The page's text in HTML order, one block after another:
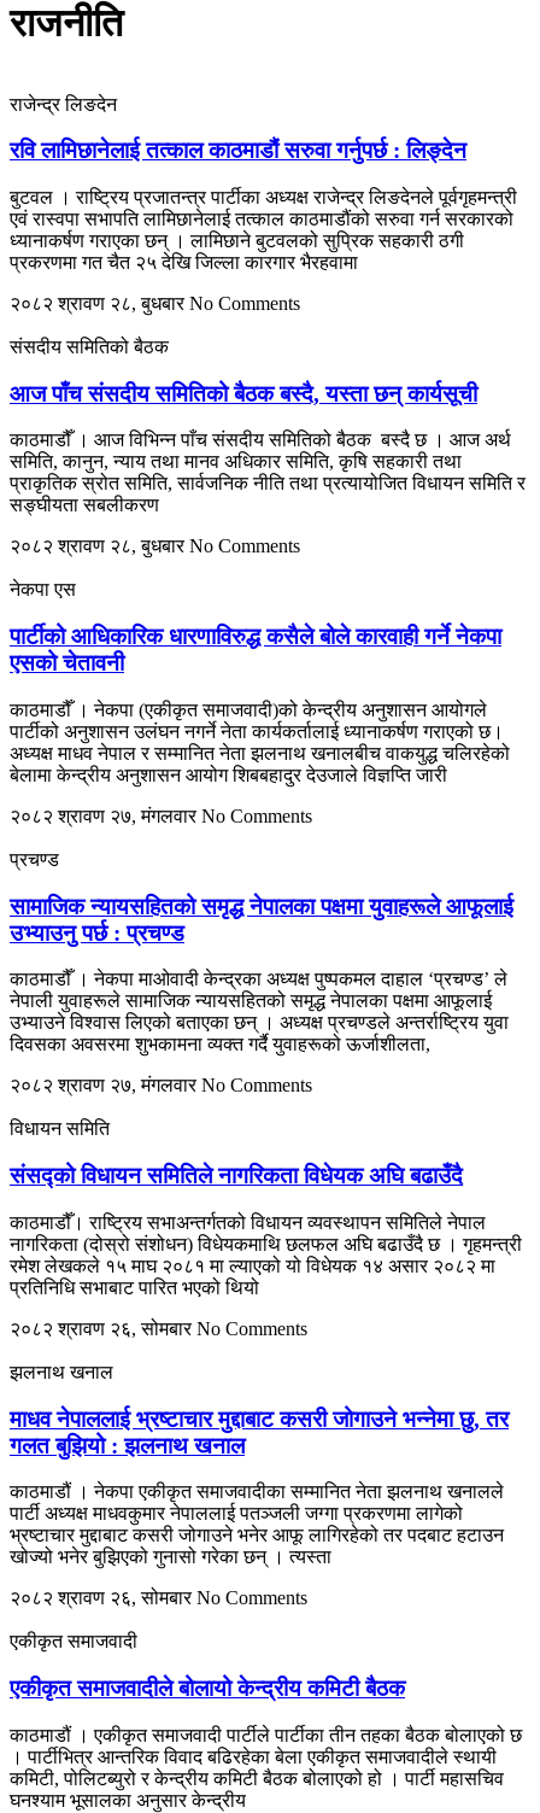
राजनीति
राजेन्द्र लिङदेन
रवि लामिछानेलाई तत्काल काठमाडौं सरुवा गर्नुपर्छ : लिङ्देन
बुटवल । राष्ट्रिय प्रजातन्त्र पार्टीका अध्यक्ष राजेन्द्र लिङदेनले पूर्वगृहमन्त्री
एवं रास्वपा सभापति लामिछानेलाई तत्काल काठमाडौंको सरुवा गर्न सरकारको
ध्यानाकर्षण गराएका छन् । लामिछाने बुटवलको सुप्रिक सहकारी ठगी
प्रकरणमा गत चैत २५ देखि जिल्ला कारगार भैरहवामा
२०८२ श्रावण २८, बुधबारNo Comments
संसदीय समितिको बैठक
आज पाँच संसदीय समितिको बैठक बस्दै, यस्ता छन् कार्यसूची
काठमाडौँ । आज विभिन्न पाँच संसदीय समितिको बैठक बस्दै छ । आज अर्थ
समिति, कानुन, न्याय तथा मानव अधिकार समिति, कृषि सहकारी तथा
प्राकृतिक स्रोत समिति, सार्वजनिक नीति तथा प्रत्यायोजित विधायन समिति र
सङ्घीयता सबलीकरण
२०८२ श्रावण २८, बुधबारNo Comments
नेकपा एस
पार्टीको आधिकारिक धारणाविरुद्ध कसैले बोले कारवाही गर्ने नेकपा
एसको चेतावनी
काठमाडौँ । नेकपा (एकीकृत समाजवादी)को केन्द्रीय अनुशासन आयोगले
पार्टीको अनुशासन उलंघन नगर्ने नेता कार्यकर्तालाई ध्यानाकर्षण गराएको छ।
अध्यक्ष माधव नेपाल र सम्मानित नेता झलनाथ खनालबीच वाकयुद्ध चलिरहेको
बेलामा केन्द्रीय अनुशासन आयोग शिबबहादुर देउजाले विज्ञप्ति जारी
२०८२ श्रावण २७, मंगलवारNo Comments
प्रचण्ड
सामाजिक न्यायसहितको समृद्ध नेपालका पक्षमा युवाहरूले आफूलाई
उभ्याउनु पर्छ : प्रचण्ड
काठमाडौँ । नेकपा माओवादी केन्द्रका अध्यक्ष पुष्पकमल दाहाल ‘प्रचण्ड’ ले
नेपाली युवाहरूले सामाजिक न्यायसहितको समृद्ध नेपालका पक्षमा आफूलाई
उभ्याउने विश्वास लिएको बताएका छन् । अध्यक्ष प्रचण्डले अन्तर्राष्ट्रिय युवा
दिवसका अवसरमा शुभकामना व्यक्त गर्दै युवाहरूको ऊर्जाशीलता,
२०८२ श्रावण २७, मंगलवारNo Comments
विधायन समिति
संसद्को विधायन समितिले नागरिकता विधेयक अघि बढाउँदै
काठमाडौँ। राष्ट्रिय सभाअन्तर्गतको विधायन व्यवस्थापन समितिले नेपाल
नागरिकता (दोस्रो संशोधन) विधेयकमाथि छलफल अघि बढाउँदै छ । गृहमन्त्री
रमेश लेखकले १५ माघ २०८१ मा ल्याएको यो विधेयक १४ असार २०८२ मा
प्रतिनिधि सभाबाट पारित भएको थियो
२०८२ श्रावण २६, सोमबारNo Comments
झलनाथ खनाल
माधव नेपाललाई भ्रष्टाचार मुद्दाबाट कसरी जोगाउने भन्नेमा छु, तर
गलत बुझियो : झलनाथ खनाल
काठमाडौं । नेकपा एकीकृत समाजवादीका सम्मानित नेता झलनाथ खनालले
पार्टी अध्यक्ष माधवकुमार नेपाललाई पतञ्जली जग्गा प्रकरणमा लागेको
भ्रष्टाचार मुद्दाबाट कसरी जोगाउने भनेर आफू लागिरहेको तर पदबाट हटाउन
खोज्यो भनेर बुझिएको गुनासो गरेका छन् । त्यस्ता
२०८२ श्रावण २६, सोमबारNo Comments
एकीकृत समाजवादी
एकीकृत समाजवादीले बोलायो केन्द्रीय कमिटी बैठक
काठमाडौं । एकीकृत समाजवादी पार्टीले पार्टीका तीन तहका बैठक बोलाएको छ
। पार्टीभित्र आन्तरिक विवाद बढिरहेका बेला एकीकृत समाजवादीले स्थायी
कमिटी, पोलिटब्युरो र केन्द्रीय कमिटी बैठक बोलाएको हो । पार्टी महासचिव
घनश्याम भूसालका अनुसार केन्द्रीय